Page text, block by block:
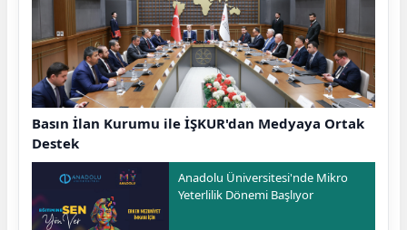
Basın İlan Kurumu ile İŞKUR'dan Medyaya Ortak
Destek
Anadolu Üniversitesi'nde Mikro
Yeterlilik Dönemi Başlıyor